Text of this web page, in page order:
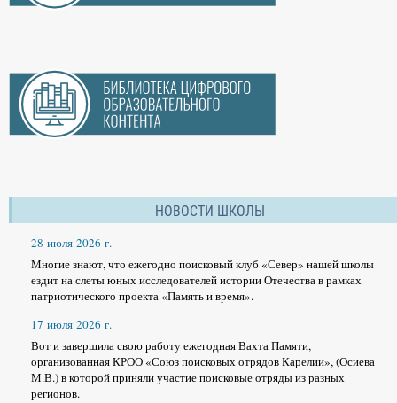
НОВОСТИ ШКОЛЫ
28 июля 2026 г.
Многие знают, что ежегодно поисковый клуб «Север» нашей школы
ездит на слеты юных исследователей истории Отечества в рамках
патриотического проекта «Память и время».
17 июля 2026 г.
Вот и завершила свою работу ежегодная Вахта Памяти,
организованная КРОО «Союз поисковых отрядов Карелии», (Осиева
М.В.) в которой приняли участие поисковые отряды из разных
регионов.